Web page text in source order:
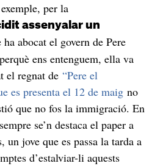
per la
assenyalar un
abocat el govern de Pere
ens entenguem, ella va
el regnat de “Pere el
es presenta el 12 de maigno
que no fos la immigració. En
se’n destaca el paper a
un jove que es passa la tarda a
d’estalviar-li aquests